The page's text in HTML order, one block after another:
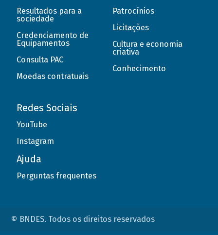
Resultados para a
sociedade
Credenciamento de
Equipamentos
Consulta PAC
Moedas contratuais
Patrocínios
Licitações
Cultura e economia
criativa
Conhecimento
Redes Sociais
YouTube
Instagram
Ajuda
Perguntas frequentes
© BNDES. Todos os direitos reservados